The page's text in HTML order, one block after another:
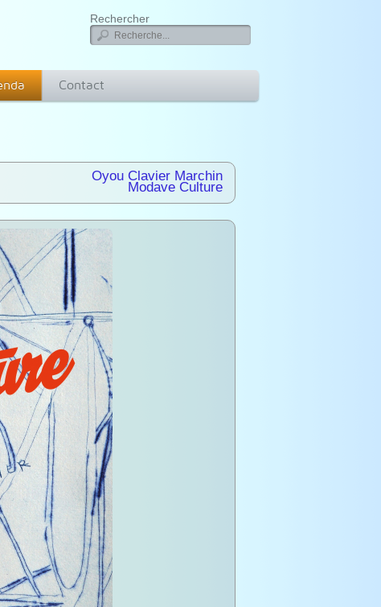
Rechercher
Contact
Oyou Clavier Marchin
Modave Culture